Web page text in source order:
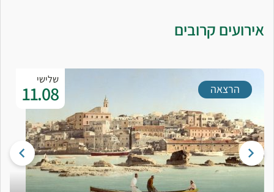
אירועים קרובים
שלישי
11.08 הרצאה